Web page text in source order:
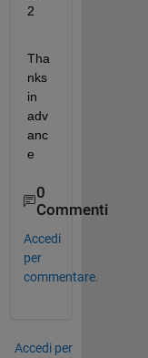
2
Tha
nks
in
adv
anc
e
0
Commenti
Accedi
per
commentare.
Accedi per